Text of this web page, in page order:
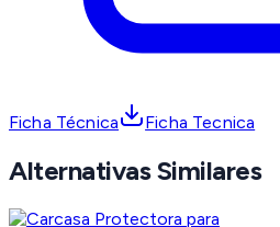
Ficha Técnica Ficha Tecnica
Alternativas Similares